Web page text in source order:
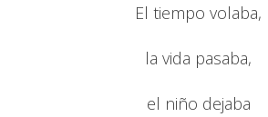
El tiempo volaba,
la vida pasaba,
el niño dejaba